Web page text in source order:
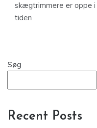
skægtrimmere er oppe i
tiden
Søg
Recent Posts